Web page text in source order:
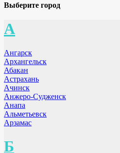
Выберите город
А
Ангарск
Архангельск
Абакан
Астрахань
Ачинск
Анжеро-Судженск
Анапа
Альметьевск
Арзамас
Б